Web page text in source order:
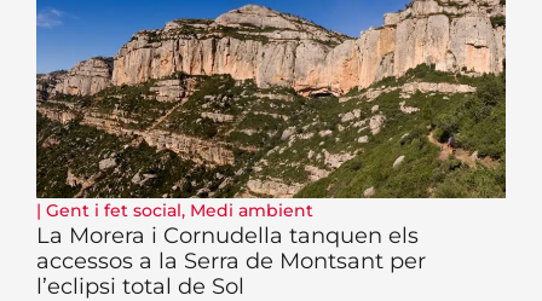
| Gent i fet social, Medi ambient
La Morera i Cornudella tanquen els
accessos a la Serra de Montsant per
l’eclipsi total de Sol